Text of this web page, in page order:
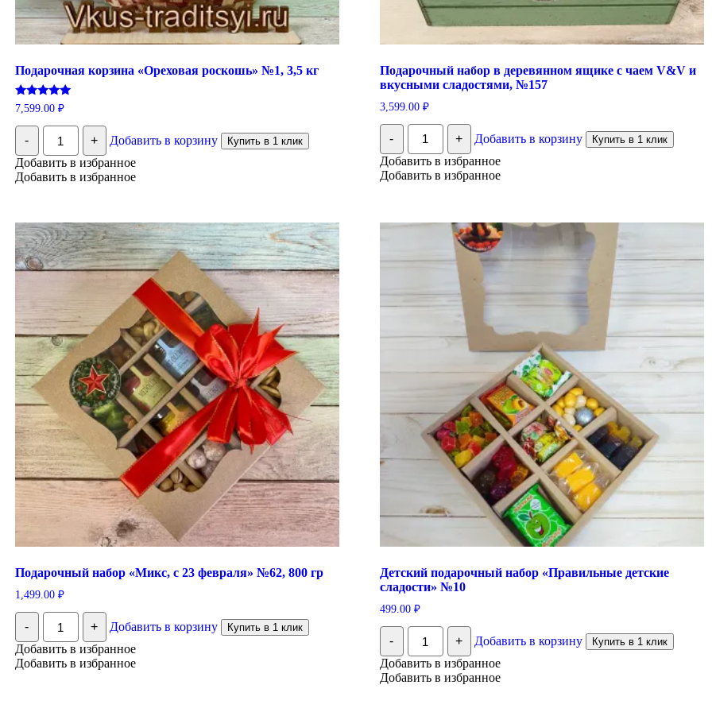
Подарочная корзина «Ореховая роскошь» №1, 3,5 кг
Оценка
5.00
из 5
7,599.00 ₽
-
Количество
Подарочная
корзина
"Ореховая
роскошь"
кг
+ Добавить в корзину Купить в 1 клик
Добавить в избранное
Добавить в избранное
Подарочный набор в деревянном ящике с чаем V&V и
вкусными сладостями, №157
3,599.00 ₽
-
Количество
Подарочный
набор
в
деревянном
V&V
вкусными
сладостями,
+ Добавить в корзину Купить в 1 клик
Добавить в избранное
Добавить в избранное
Подарочный набор «Микс, с 23 февраля» №62, 800 гр
1,499.00 ₽
-
Количество
Подарочный
набор
«Микс,
с
+ Добавить в корзину Купить в 1 клик
Добавить в избранное
Добавить в избранное
Детский подарочный набор «Правильные детские
сладости» №10
499.00 ₽
-
Количество
Детский
подарочный
набор
"Правильные
+ Добавить в корзину Купить в 1 клик
Добавить в избранное
Добавить в избранное